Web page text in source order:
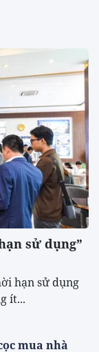
sử dụng”
hạn sử dụng
ít...
mua nhà